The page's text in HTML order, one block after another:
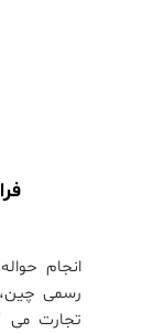
انجام
رسمی چین،
تجارت می